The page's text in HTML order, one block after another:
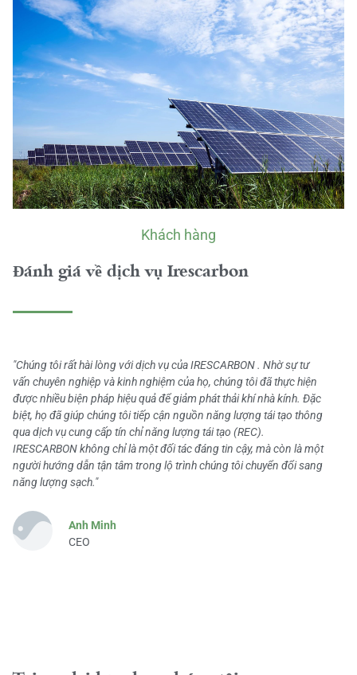
Khách hàng
Đánh giá về dịch vụ Irescarbon
"Chúng tôi rất hài lòng với dịch vụ của IRESCARBON . Nhờ sự tư
vấn chuyên nghiệp và kinh nghiệm của họ, chúng tôi đã thực hiện
được nhiều biện pháp hiệu quả để giảm phát thải khí nhà kính. Đặc
biệt, họ đã giúp chúng tôi tiếp cận nguồn năng lượng tái tạo thông
qua dịch vụ cung cấp tín chỉ năng lượng tái tạo (REC).
IRESCARBON không chỉ là một đối tác đáng tin cậy, mà còn là một
người hướng dẫn tận tâm trong lộ trình chúng tôi chuyển đổi sang
năng lượng sạch."
Anh Minh
CEO